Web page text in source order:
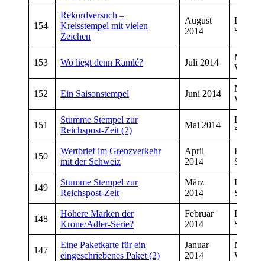
154
Rekordversuch –
Kreisstempel mit vielen
Zeichen
August
2014
Dirk
153 Wo liegt denn Ramlé? Juli 2014
152 Ein Saisonstempel Juni 2014
151
Stumme Stempel zur
Reichspost-Zeit (2)
Mai 2014
Dirk
150
Wertbrief im Grenzverkehr
mit der Schweiz
April
2014
Hans
149
Stumme Stempel zur
Reichspost-Zeit
März
2014
Dirk
148
Höhere Marken der
Krone/Adler-Serie?
Februar
2014
Dirk
147
Eine Paketkarte für ein
eingeschriebenes Paket (2)
Januar
2014